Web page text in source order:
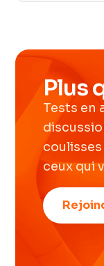
Plus
Tests en
ceux qui